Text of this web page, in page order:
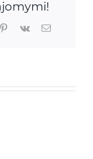
Pinterest
Vk Email